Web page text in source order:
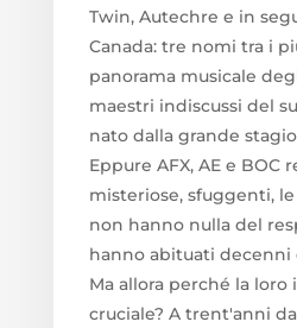
Twin, Autechre e in
Canada: tre nomi tra i
panorama musicale
maestri indiscussi del
nato dalla grande
Eppure AFX, AE e BOC
misteriose, sfuggenti,
non hanno nulla del
hanno abituati
Ma allora perché la
cruciale? A trent'anni